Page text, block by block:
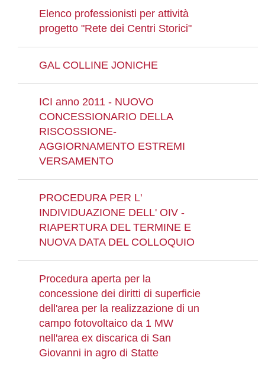
Elenco professionisti per attività
progetto "Rete dei Centri Storici"
GAL COLLINE JONICHE
ICI anno 2011 - NUOVO
CONCESSIONARIO DELLA
RISCOSSIONE-
AGGIORNAMENTO ESTREMI
VERSAMENTO
PROCEDURA PER L'
INDIVIDUAZIONE DELL' OIV -
RIAPERTURA DEL TERMINE E
NUOVA DATA DEL COLLOQUIO
Procedura aperta per la
concessione dei diritti di superficie
dell'area per la realizzazione di un
campo fotovoltaico da 1 MW
nell'area ex discarica di San
Giovanni in agro di Statte